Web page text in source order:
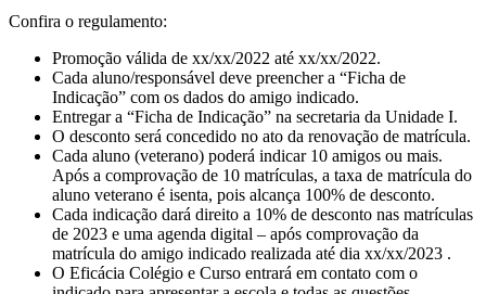
Confira o regulamento:
Promoção válida de xx/xx/2022 até xx/xx/2022.
Cada aluno/responsável deve preencher a “Ficha de
Indicação” com os dados do amigo indicado.
Entregar a “Ficha de Indicação” na secretaria da Unidade I.
O desconto será concedido no ato da renovação de matrícula.
Cada aluno (veterano) poderá indicar 10 amigos ou mais.
Após a comprovação de 10 matrículas, a taxa de matrícula do
aluno veterano é isenta, pois alcança 100% de desconto.
Cada indicação dará direito a 10% de desconto nas matrículas
de 2023 e uma agenda digital – após comprovação da
matrícula do amigo indicado realizada até dia xx/xx/2023 .
O Eficácia Colégio e Curso entrará em contato com o